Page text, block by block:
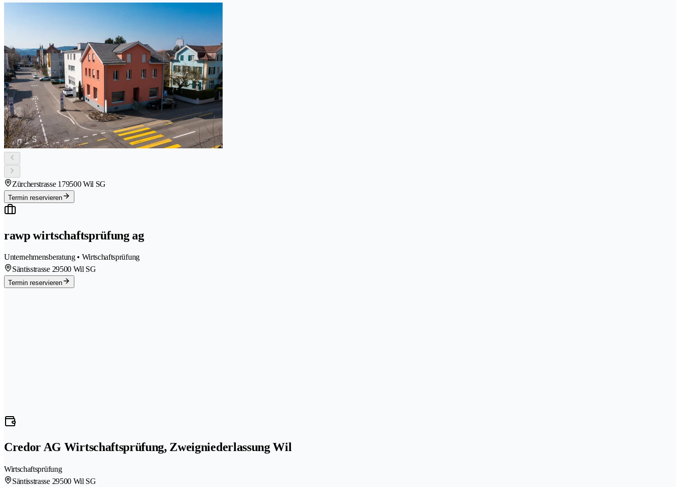
Zürcherstrasse 179500 Wil SG
Termin reservieren
rawp wirtschaftsprüfung ag
Unternehmensberatung • Wirtschaftsprüfung
Säntisstrasse 29500 Wil SG
Termin reservieren
Credor AG Wirtschaftsprüfung, Zweigniederlassung Wil
Wirtschaftsprüfung
Säntisstrasse 29500 Wil SG